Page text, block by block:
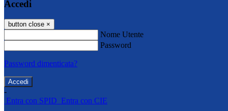
Accedi
button close ×
Nome Utente
Password
Password dimenticata?
-
Entra con SPID Entra con CIE